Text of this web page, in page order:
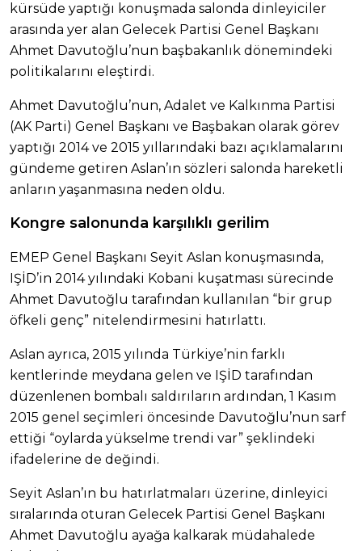
kürsüde yaptığı konuşmada salonda dinleyiciler
arasında yer alan Gelecek Partisi Genel Başkanı
Ahmet Davutoğlu’nun başbakanlık dönemindeki
politikalarını eleştirdi.
Ahmet Davutoğlu’nun, Adalet ve Kalkınma Partisi
(AK Parti) Genel Başkanı ve Başbakan olarak görev
yaptığı 2014 ve 2015 yıllarındaki bazı açıklamalarını
gündeme getiren Aslan’ın sözleri salonda hareketli
anların yaşanmasına neden oldu.
Kongre salonunda karşılıklı gerilim
EMEP Genel Başkanı Seyit Aslan konuşmasında,
IŞİD’in 2014 yılındaki Kobani kuşatması sürecinde
Ahmet Davutoğlu tarafından kullanılan “bir grup
öfkeli genç” nitelendirmesini hatırlattı.
Aslan ayrıca, 2015 yılında Türkiye’nin farklı
kentlerinde meydana gelen ve IŞİD tarafından
düzenlenen bombalı saldırıların ardından, 1 Kasım
2015 genel seçimleri öncesinde Davutoğlu’nun sarf
ettiği “oylarda yükselme trendi var” şeklindeki
ifadelerine de değindi.
Seyit Aslan’ın bu hatırlatmaları üzerine, dinleyici
sıralarında oturan Gelecek Partisi Genel Başkanı
Ahmet Davutoğlu ayağa kalkarak müdahalede